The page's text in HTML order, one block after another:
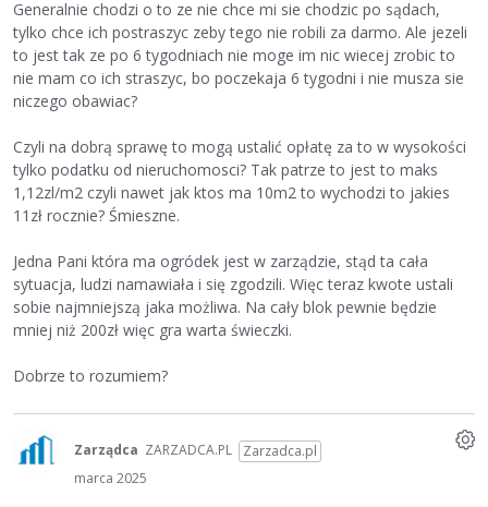
Generalnie chodzi o to ze nie chce mi sie chodzic po sądach,
tylko chce ich postraszyc zeby tego nie robili za darmo. Ale jezeli
to jest tak ze po 6 tygodniach nie moge im nic wiecej zrobic to
nie mam co ich straszyc, bo poczekaja 6 tygodni i nie musza sie
niczego obawiac?
Czyli na dobrą sprawę to mogą ustalić opłatę za to w wysokości
tylko podatku od nieruchomosci? Tak patrze to jest to maks
1,12zl/m2 czyli nawet jak ktos ma 10m2 to wychodzi to jakies
11zł rocznie? Śmieszne.
Jedna Pani która ma ogródek jest w zarządzie, stąd ta cała
sytuacja, ludzi namawiała i się zgodzili. Więc teraz kwote ustali
sobie najmniejszą jaka możliwa. Na cały blok pewnie będzie
mniej niż 200zł więc gra warta świeczki.
Dobrze to rozumiem?
Zarządca Zarzadca.pl
ZARZADCA.PL
marca 2025